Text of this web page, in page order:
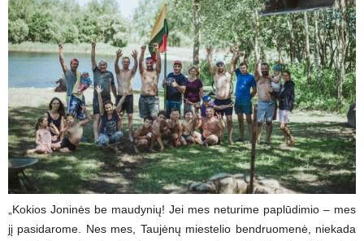
„Kokios Joninės be maudynių! Jei mes neturime paplūdimio – mes
jį pasidarome. Nes mes, Taujėnų miestelio bendruomenė, niekada